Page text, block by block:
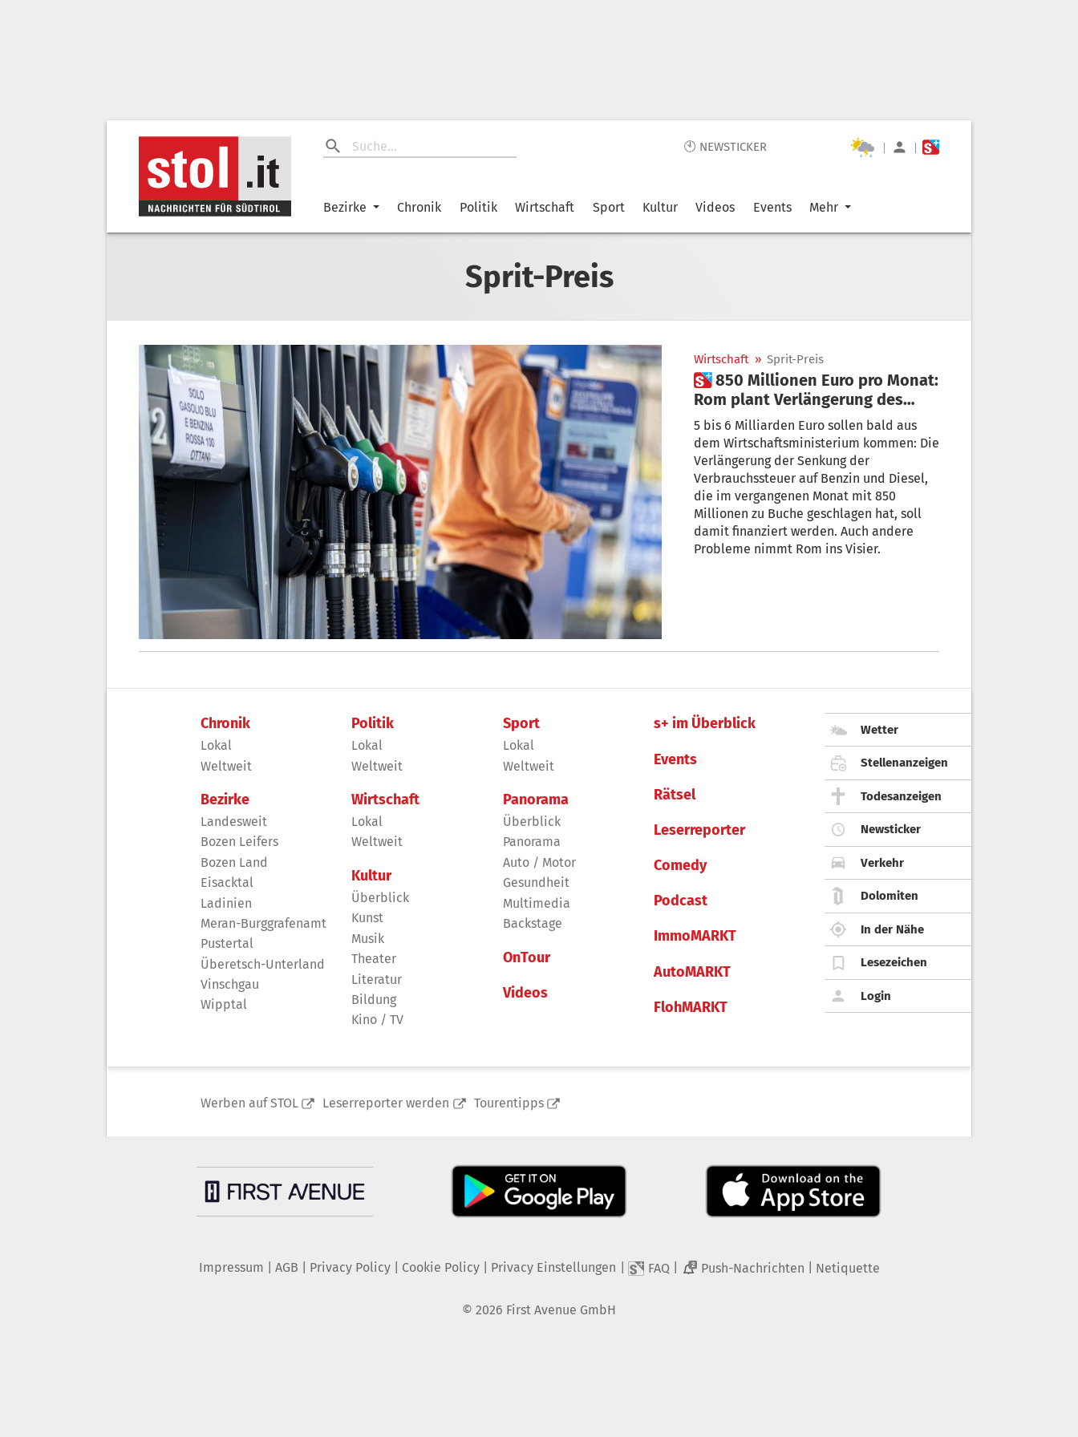
🕙 NEWSTICKER | |
Bezirke Chronik Politik Wirtschaft Sport Kultur Videos Events Mehr
Sprit-Preis
Wirtschaft » Sprit-Preis
 850 Millionen Euro pro Monat:
Rom plant Verlängerung des
Tank-Rabatts
5 bis 6 Milliarden Euro sollen bald aus
dem Wirtschaftsministerium kommen: Die
Verlängerung der Senkung der
Verbrauchssteuer auf Benzin und Diesel,
die im vergangenen Monat mit 850
Millionen zu Buche geschlagen hat, soll
damit finanziert werden. Auch andere
Probleme nimmt Rom ins Visier.
Chronik
Lokal
Weltweit
Bezirke
Landesweit
Bozen Leifers
Bozen Land
Eisacktal
Ladinien
Meran-Burggrafenamt
Pustertal
Überetsch-Unterland
Vinschgau
Wipptal
Politik
Lokal
Weltweit
Wirtschaft
Lokal
Weltweit
Kultur
Überblick
Kunst
Musik
Theater
Literatur
Bildung
Kino / TV
Sport
Lokal
Weltweit
Panorama
Überblick
Panorama
Auto / Motor
Gesundheit
Multimedia
Backstage
OnTour
Videos
s+ im Überblick
Events
Rätsel
Leserreporter
Comedy
Podcast
ImmoMARKT
AutoMARKT
FlohMARKT
Wetter
Stellenanzeigen
Todesanzeigen
Newsticker
Verkehr
Dolomiten
In der Nähe
Lesezeichen
Login
Werben auf STOL Leserreporter werden Tourentipps
Impressum AGB Privacy Policy| Cookie Policy| Privacy Einstellungen FAQ 2 Push-Nachrichten Netiquette
© 2026 First Avenue GmbH